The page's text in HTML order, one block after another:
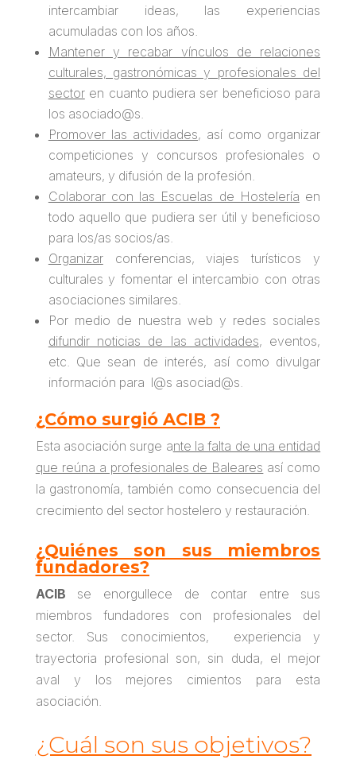
intercambiar ideas, las experiencias
acumuladas con los años.
Mantener y recabar vínculos de relaciones
culturales, gastronómicas y profesionales del
sectoren cuanto pudiera ser beneficioso para
los asociado@s.
Promover las actividades, así como organizar
competiciones y concursos profesionales o
amateurs, y difusión de la profesión.
Colaborar con las Escuelas de Hostelería en
todo aquello que pudiera ser útil y beneficioso
para los/as socios/as.
Organizarconferencias, viajes turísticos y
culturales y fomentar el intercambio con otras
asociaciones similares.
Por medio de nuestra web y redes sociales
difundir noticias de las actividades, eventos,
etc. Que sean de interés, así como divulgar
información para l@s asociad@s.
¿Cómo surgió ACIB ?
Esta asociación surge ante la falta de una entidad
que reúna a profesionales de Baleares así como
la gastronomía, también como consecuencia del
crecimiento del sector hostelero y restauración.
¿Quiénes son sus miembros
fundadores?
ACIB se enorgullece de contar entre sus
miembros fundadores con profesionales del
sector. Sus conocimientos, experiencia y
trayectoria profesional son, sin duda, el mejor
aval y los mejores cimientos para esta
asociación.
¿Cuál son sus objetivos?